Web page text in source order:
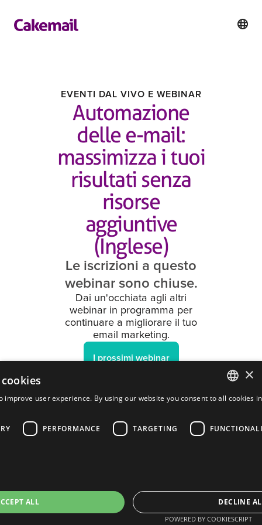
EVENTI DAL VIVO E WEBINAR
Automazione
delle e-mail:
massimizza i tuoi
risultati senza
risorse
aggiuntive
(Inglese)
Le iscrizioni a questo
webinar sono chiuse.
Dai un'occhiata agli altri
webinar in programma per
continuare a migliorare il tuo
email marketing.
I prossimi webinar
FRENCH
×
improve user experience. By using our website you consent to all cookies
PERFORMANCE TARGETING
ALL DECLINE
POWERED BY COOKIESCRIPT